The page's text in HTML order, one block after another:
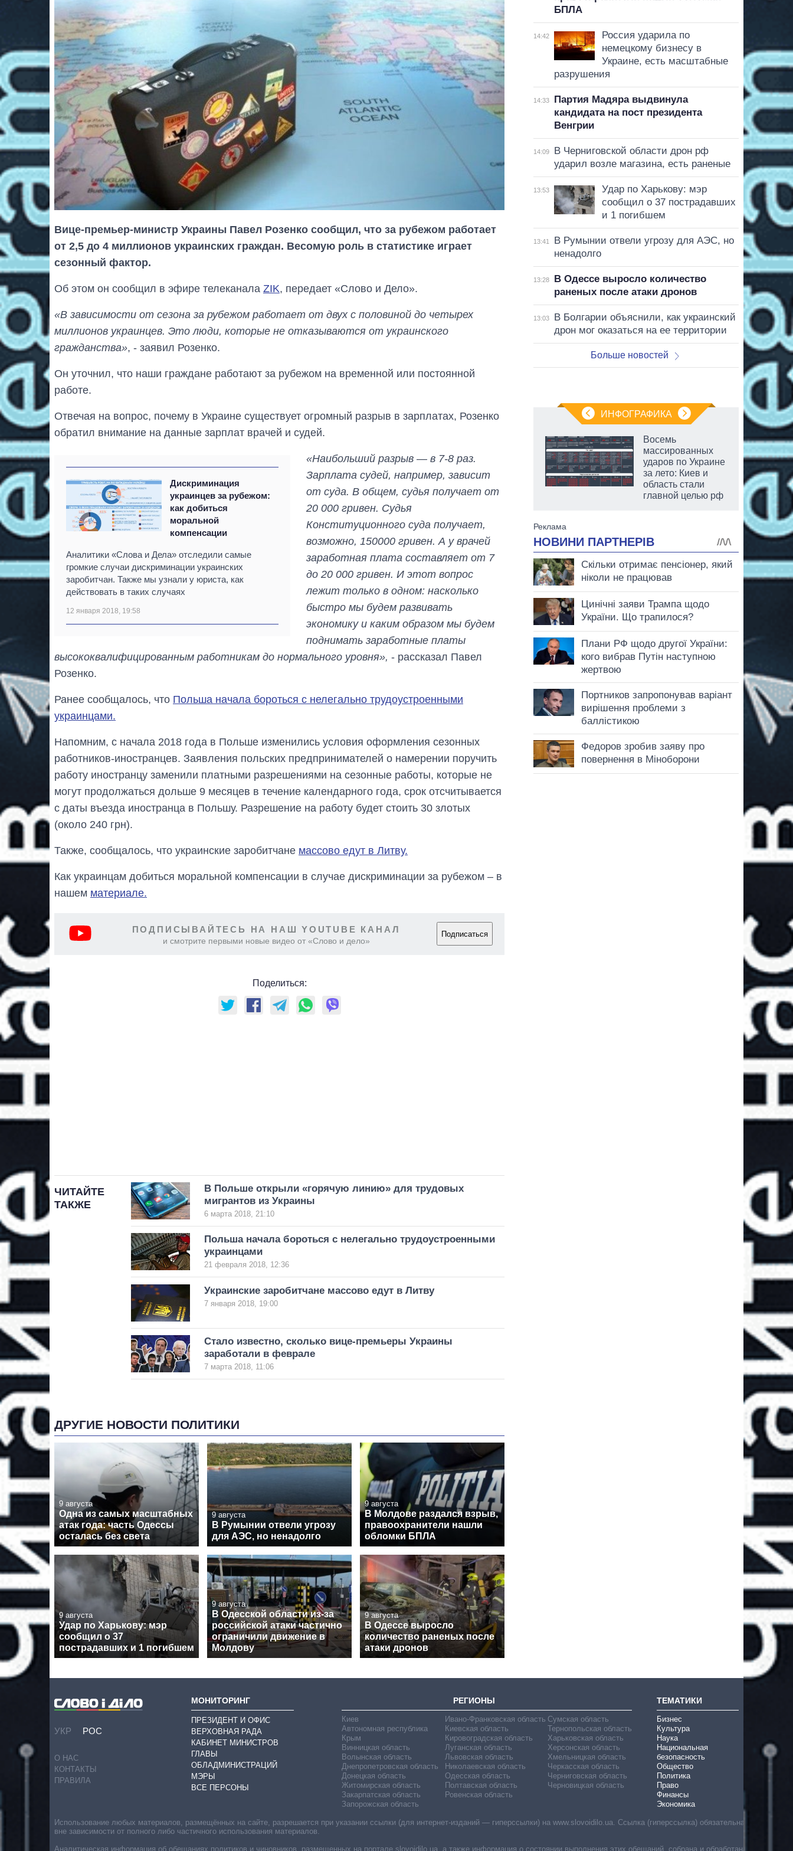
Вице-премьер-министр Украины Павел Розенко сообщил, что за рубежом работает
от 2,5 до 4 миллионов украинских граждан. Весомую роль в статистике играет
сезонный фактор.
Об этом он сообщил в эфире телеканала ZIK, передает «Слово и Дело».
«В зависимости от сезона за рубежом работает от двух с половиной до четырех
миллионов украинцев. Это люди, которые не отказываются от украинского
гражданства», - заявил Розенко.
Он уточнил, что наши граждане работают за рубежом на временной или постоянной
работе.
Отвечая на вопрос, почему в Украине существует огромный разрыв в зарплатах, Розенко
обратил внимание на данные зарплат врачей и судей.
Дискриминация
украинцев за рубежом:
как добиться
моральной
компенсации
Аналитики «Слова и Дела» отследили самые
громкие случаи дискриминации украинских
заробитчан. Также мы узнали у юриста, как
действовать в таких случаях
12 января 2018, 19:58
«Наибольший разрыв — в 7-8 раз.
Зарплата судей, например, зависит
от суда. В общем, судья получает от
20 000 гривен. Судья
Конституционного суда получает,
возможно, 150000 гривен. А у врачей
заработная плата составляет от 7
до 20 000 гривен. И этот вопрос
лежит только в одном: насколько
быстро мы будем развивать
экономику и каким образом мы будем
поднимать заработные платы
высококвалифицированным работникам до нормального уровня», - рассказал Павел
Розенко.
Ранее сообщалось, что Польша начала бороться с нелегально трудоустроенными
украинцами.
Напомним, с начала 2018 года в Польше изменились условия оформления сезонных
работников-иностранцев. Заявления польских предпринимателей о намерении поручить
работу иностранцу заменили платными разрешениями на сезонные работы, которые не
могут продолжаться дольше 9 месяцев в течение календарного года, срок отсчитывается
с даты въезда иностранца в Польшу. Разрешение на работу будет стоить 30 злотых
(около 240 грн).
Также, сообщалось, что украинские заробитчане массово едут в Литву.
Как украинцам добиться моральной компенсации в случае дискриминации за рубежом – в
нашем материале.
ПОДПИСЫВАЙТЕСЬ НА НАШ YOUTUBE КАНАЛ
и смотрите первыми новые видео от «Слово и дело»
Подписаться
Поделиться:
ЧИТАЙТЕ
ТАКЖЕ
В Польше открыли «горячую линию» для трудовых
мигрантов из Украины
6 марта 2018, 21:10
Польша начала бороться с нелегально трудоустроенными
украинцами
21 февраля 2018, 12:36
Украинские заробитчане массово едут в Литву
7 января 2018, 19:00
Стало известно, сколько вице-премьеры Украины
заработали в феврале
7 марта 2018, 11:06
ДРУГИЕ НОВОСТИ ПОЛИТИКИ
9 августа
Одна из самых масштабных
атак года: часть Одессы
осталась без света
9 августа
В Румынии отвели угрозу
для АЭС, но ненадолго
9 августа
В Молдове раздался взрыв,
правоохранители нашли
обломки БПЛА
9 августа
Удар по Харькову: мэр
сообщил о 37
пострадавших и 1 погибшем
9 августа
В Одесской области из-за
российской атаки частично
ограничили движение в
Молдову
9 августа
В Одессе выросло
количество раненых после
атаки дронов
БПЛА
14:42
Россия ударила по
немецкому бизнесу в
Украине, есть масштабные
разрушения
14:33
Партия Мадяра выдвинула
кандидата на пост президента
Венгрии
14:09
В Черниговской области дрон рф
ударил возле магазина, есть раненые
13:53
Удар по Харькову: мэр
сообщил о 37 пострадавших
и 1 погибшем
13:41
В Румынии отвели угрозу для АЭС, но
ненадолго
13:28
В Одессе выросло количество
раненых после атаки дронов
13:03
В Болгарии объяснили, как украинский
дрон мог оказаться на ее территории
Больше новостей
ИНФОГРАФИКА
выращивали в
Украине до и во
войны
Восемь
массированных
ударов по Украине
за лето: Киев и
область стали
главной целью рф
УКР РОС
О НАС
КОНТАКТЫ
ПРАВИЛА
МОНИТОРИНГ
ПРЕЗИДЕНТ И ОФИС
ВЕРХОВНАЯ РАДА
КАБИНЕТ МИНИСТРОВ
ГЛАВЫ
ОБЛАДМИНИСТРАЦИЙ
МЭРЫ
ВСЕ ПЕРСОНЫ
РЕГИОНЫ
Киев
Автономная республика
Крым
Винницкая область
Волынская область
Днепропетровская область
Донецкая область
Житомирская область
Закарпатская область
Запорожская область
Ивано-Франковская область
Киевская область
Кировоградская область
Луганская область
Львовская область
Николаевская область
Одесская область
Полтавская область
Ровенская область
Сумская область
Тернопольская область
Харьковская область
Херсонская область
Хмельницкая область
Черкасская область
Черниговская область
Черновицкая область
ТЕМАТИКИ
Бизнес
Культура
Наука
Национальная
безопасность
Общество
Политика
Право
Финансы
Экономика
Использование любых материалов, размещённых на сайте, разрешается при указании ссылки (для интернет-изданий — гиперссылки) на www.slovoidilo.ua. Ссылка (гиперссылка) обязательна
вне зависимости от полного либо частичного использования материалов.
Аналитическая информация об обещаниях политиков и чиновников, размещенных на портале slovoidilo.ua, а также информация о состоянии выполнения этих обещаний, собрана и обработана